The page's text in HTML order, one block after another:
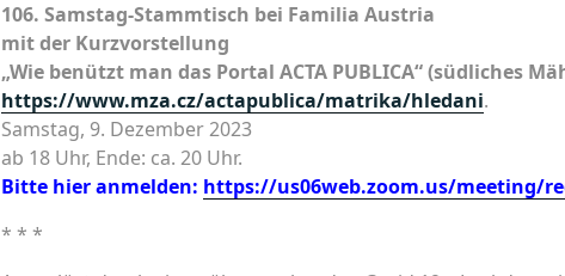
106. Samstag-Stammtisch bei Familia Austria
mit der Kurzvorstellung
„Wie benützt man das Portal ACTA PUBLICA“ (südliches
https://www.mza.cz/actapublica/matrika/hledani.
Samstag, 9. Dezember 2023
ab 18 Uhr, Ende: ca. 20 Uhr.
Bitte hier anmelden: https://us06web.zoom.us/meeting/
* * *